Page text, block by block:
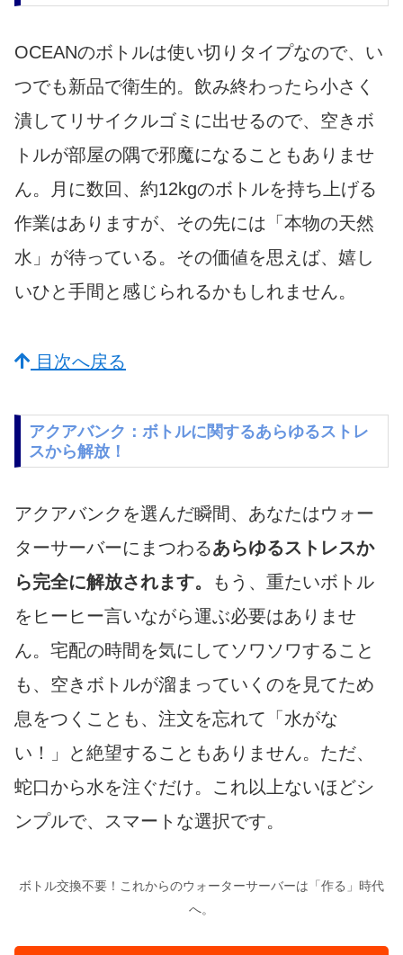
OCEANのボトルは使い切りタイプなので、い
つでも新品で衛生的。飲み終わったら小さく
潰してリサイクルゴミに出せるので、空きボ
トルが部屋の隅で邪魔になることもありませ
ん。月に数回、約12kgのボトルを持ち上げる
作業はありますが、その先には「本物の天然
水」が待っている。その価値を思えば、嬉し
いひと手間と感じられるかもしれません。
目次へ戻る
アクアバンク：ボトルに関するあらゆるストレ
スから解放！
アクアバンクを選んだ瞬間、あなたはウォー
ターサーバーにまつわるあらゆるストレスか
ら完全に解放されます。
もう、重たいボトル
をヒーヒー言いながら運ぶ必要はありませ
ん。宅配の時間を気にしてソワソワすること
も、空きボトルが溜まっていくのを見てため
息をつくことも、注文を忘れて「水がな
い！」と絶望することもありません。ただ、
蛇口から水を注ぐだけ。これ以上ないほどシ
ンプルで、スマートな選択です。
ボトル交換不要！これからのウォーターサーバーは「作る」時代
へ。